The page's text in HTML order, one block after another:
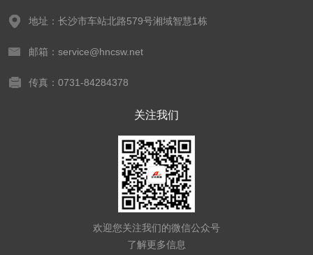
地址：长沙市车站北路579号湘域智慧1栋
邮箱：service@hncsw.net
传真：0731-84284378
关注我们
欢迎您关注我们的微信公众号
了解更多信息